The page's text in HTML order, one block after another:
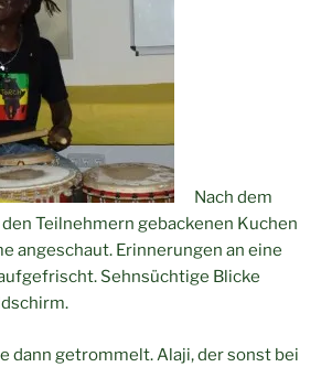
Nach dem
Teilnehmern gebackenen Kuchen
angeschaut. Erinnerungen an eine
Sehnsüchtige Blicke
dann getrommelt. Alaji, der sonst bei